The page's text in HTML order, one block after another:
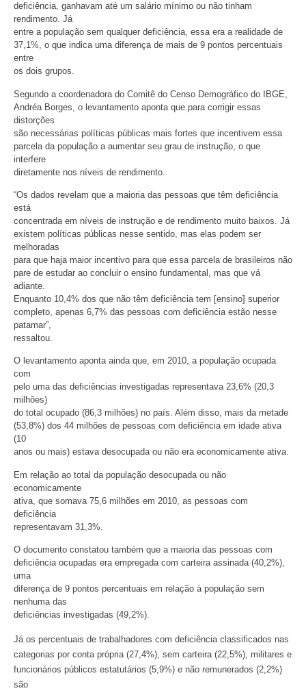
deficiência, ganhavam até um salário mínimo ou não tinham
rendimento. Já
entre a população sem qualquer deficiência, essa era a realidade de
37,1%, o que indica uma diferença de mais de 9 pontos percentuais
entre
os dois grupos.
Segundo a coordenadora do Comitê do Censo Demográfico do IBGE,
Andréa Borges, o levantamento aponta que para corrigir essas
distorções
são necessárias políticas públicas mais fortes que incentivem essa
parcela da população a aumentar seu grau de instrução, o que
interfere
diretamente nos níveis de rendimento.
“Os dados revelam que a maioria das pessoas que têm deficiência
está
concentrada em níveis de instrução e de rendimento muito baixos. Já
existem políticas públicas nesse sentido, mas elas podem ser
melhoradas
para que haja maior incentivo para que essa parcela de brasileiros não
pare de estudar ao concluir o ensino fundamental, mas que vá
adiante.
Enquanto 10,4% dos que não têm deficiência tem [ensino] superior
completo, apenas 6,7% das pessoas com deficiência estão nesse
patamar”,
ressaltou.
O levantamento aponta ainda que, em 2010, a população ocupada
com
pelo uma das deficiências investigadas representava 23,6% (20,3
milhões)
do total ocupado (86,3 milhões) no país. Além disso, mais da metade
(53,8%) dos 44 milhões de pessoas com deficiência em idade ativa
(10
anos ou mais) estava desocupada ou não era economicamente ativa.
Em relação ao total da população desocupada ou não
economicamente
ativa, que somava 75,6 milhões em 2010, as pessoas com
deficiência
representavam 31,3%.
O documento constatou também que a maioria das pessoas com
deficiência ocupadas era empregada com carteira assinada (40,2%),
uma
diferença de 9 pontos percentuais em relação à população sem
nenhuma das
deficiências investigadas (49,2%).
Já os percentuais de trabalhadores com deficiência classificados nas
categorias por conta própria (27,4%), sem carteira (22,5%), militares e
funcionários públicos estatutários (5,9%) e não remunerados (2,2%)
são